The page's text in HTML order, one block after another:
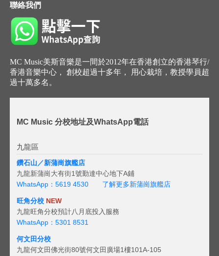
聯絡我們
MC Music美斯音樂是一間於2012年在香港創立的香港琴行/
香港音樂中心， 創校超過十多年， 用心栽培，教授學員超
過十萬多名。
MC Music 分校地址及WhatsApp電話
九龍區
鑽石山／新蒲崗旗艦店
九龍新蒲崗大有街1號勤達中心地下A鋪
WhatsApp：5619 4530
了解更多新蒲崗旗艦店
旺角分校 NEW
九龍旺角分校預計八月底投入服務
WhatsApp：5301 8531
何文田分校
九龍何文田佛光街80號何文田廣場1樓101A-105